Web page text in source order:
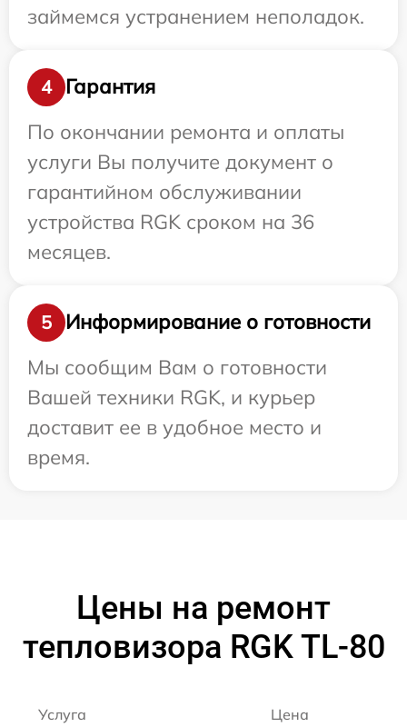
займемся устранением неполадок.
4
Гарантия
По окончании ремонта и оплаты
услуги Вы получите документ о
гарантийном обслуживании
устройства RGK сроком на 36
месяцев.
5
Информирование о готовности
Мы сообщим Вам о готовности
Вашей техники RGK, и курьер
доставит ее в удобное место и
время.
Цены на ремонт
тепловизора RGK TL-80
Услуга Цена